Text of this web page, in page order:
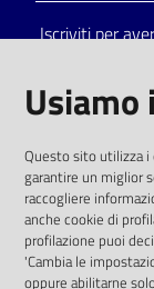
Iscriviti per
solo alle
comunitaria
SOCIAL
Usiamo
Questo sito utilizza i
garantire un miglior
raccogliere
anche cookie di
profilazione puoi
'Cambia le
oppure abilitarne